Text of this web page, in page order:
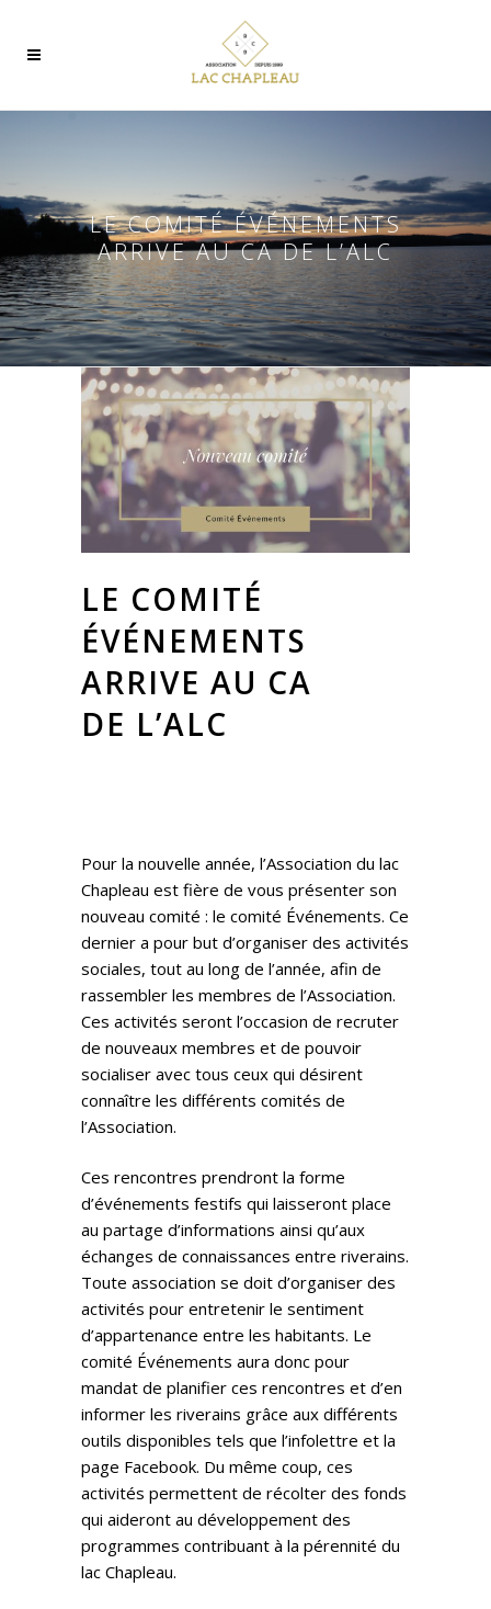
LE COMITÉ ÉVÉNEMENTS
ARRIVE AU CA DE L’ALC
LE COMITÉ
ÉVÉNEMENTS
ARRIVE AU CA
DE L’ALC
Pour la nouvelle année, l’Association du lac
Chapleau est fière de vous présenter son
nouveau comité : le comité Événements. Ce
dernier a pour but d’organiser des activités
sociales, tout au long de l’année, afin de
rassembler les membres de l’Association.
Ces activités seront l’occasion de recruter
de nouveaux membres et de pouvoir
socialiser avec tous ceux qui désirent
connaître les différents comités de
l’Association.
Ces rencontres prendront la forme
d’événements festifs qui laisseront place
au partage d’informations ainsi qu’aux
échanges de connaissances entre riverains.
Toute association se doit d’organiser des
activités pour entretenir le sentiment
d’appartenance entre les habitants. Le
comité Événements aura donc pour
mandat de planifier ces rencontres et d’en
informer les riverains grâce aux différents
outils disponibles tels que l’infolettre et la
page Facebook. Du même coup, ces
activités permettent de récolter des fonds
qui aideront au développement des
programmes contribuant à la pérennité du
lac Chapleau.